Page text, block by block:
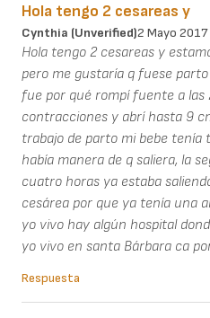
Hola tengo 2 cesareas y
Cynthia (unverified)2 Mayo 2017
Hola tengo 2 cesareas y
pero me gustaría q fuese
fue por qué rompí fuente a las
contracciones y abrí hasta 9
trabajo de parto mi bebe tenía
había manera de q saliera, la
cuatro horas ya estaba
cesárea por que ya tenía una
yo vivo hay algún hospital
yo vivo en santa Bárbara ca
Respuesta